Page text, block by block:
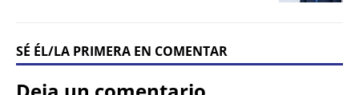
SÉ ÉL/LA PRIMERA EN COMENTAR